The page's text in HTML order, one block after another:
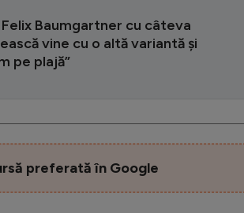
Baumgartner cu câteva
vine cu o altă variantă și
pe plajă”
preferată în Google